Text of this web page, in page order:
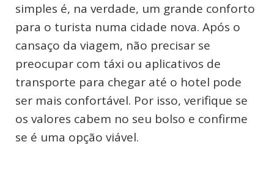
simples é, na verdade, um grande conforto
para o turista numa cidade nova. Após o
cansaço da viagem, não precisar se
preocupar com táxi ou aplicativos de
transporte para chegar até o hotel pode
ser mais confortável. Por isso, verifique se
os valores cabem no seu bolso e confirme
se é uma opção viável.